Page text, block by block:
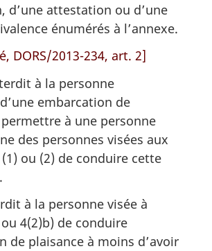
d’une attestation ou d’une
énumérés à l’annexe.
DORS/2013-234, art. 2]
à la personne
embarcation de
à une personne
des personnes visées aux
ou (2) de conduire cette
à la personne visée à
4(2)b) de conduire
de plaisance à moins d’avoir